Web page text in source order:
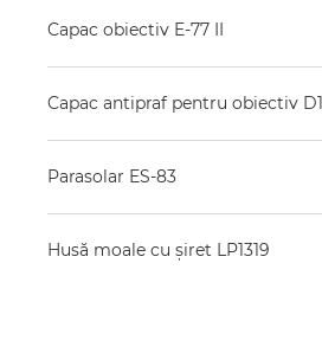
Capac obiectiv E-77 II
Capac antipraf pentru obiectiv D1
Parasolar ES-83
Husă moale cu şiret LP1319